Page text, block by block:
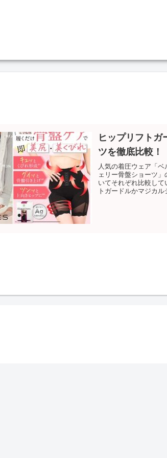
ヒップリフトガ
ツを徹底比較！
人気の着圧ウェア「
ェリー骨盤ショーツ
いてそれぞれ比較し
トガードルかマジカル